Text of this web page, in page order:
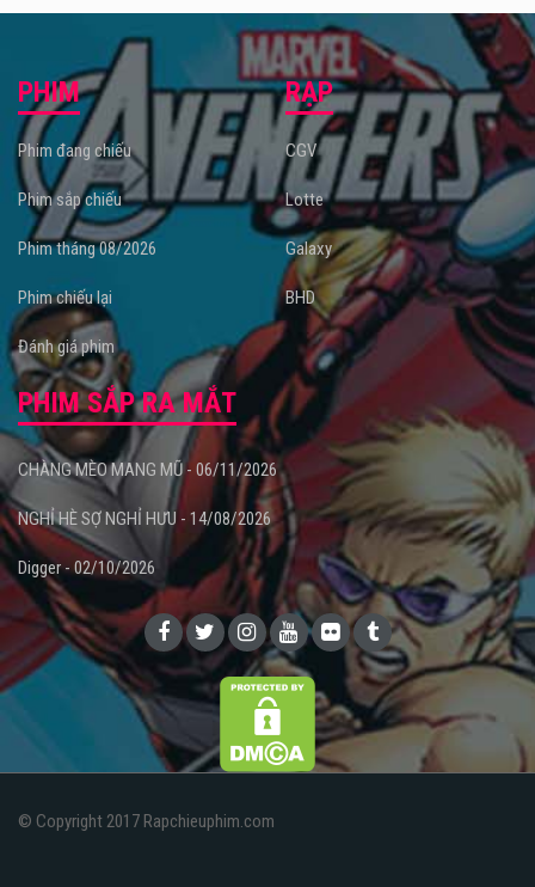
PHIM
Phim đang chiếu
Phim sắp chiếu
Phim tháng 08/2026
Phim chiếu lại
Đánh giá phim
RẠP
CGV
Lotte
Galaxy
BHD
PHIM SẮP RA MẮT
CHÀNG MÈO MANG MŨ - 06/11/2026
NGHỈ HÈ SỢ NGHỈ HƯU - 14/08/2026
Digger - 02/10/2026
© Copyright 2017 Rapchieuphim.com